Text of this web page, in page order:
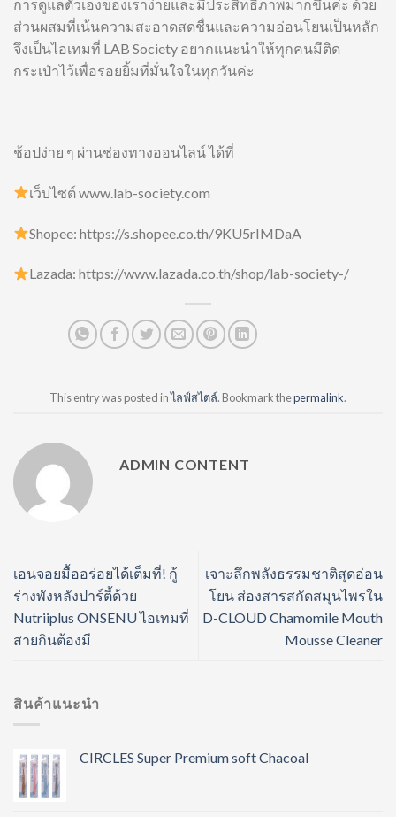
การดูแลตัวเองของเราง่ายและมีประสิทธิภาพมากขึ้นค่ะ ด้วย
ส่วนผสมที่เน้นความสะอาดสดชื่นและความอ่อนโยนเป็นหลัก
จึงเป็นไอเทมที่ LAB Society อยากแนะนำให้ทุกคนมีติด
กระเป๋าไว้เพื่อรอยยิ้มที่มั่นใจในทุกวันค่ะ
ช้อปง่าย ๆ ผ่านช่องทางออนไลน์ ได้ที่
เว็บไซต์ www.lab-society.com
Shopee: https://s.shopee.co.th/9KU5rIMDaA
Lazada: https://www.lazada.co.th/shop/lab-society-/
This entry was posted inไลฟ์สไตล์. Bookmark thepermalink.
ADMIN CONTENT
เอนจอยมื้ออร่อยได้เต็มที่! กู้
ร่างพังหลังปาร์ตี้ด้วย
Nutriiplus ONSENU ไอเทมที่
สายกินต้องมี
เจาะลึกพลังธรรมชาติสุดอ่อน
โยน ส่องสารสกัดสมุนไพรใน
D-CLOUD Chamomile Mouth
Mousse Cleaner
สินค้าแนะนำ
CIRCLES Super Premium soft Chacoal